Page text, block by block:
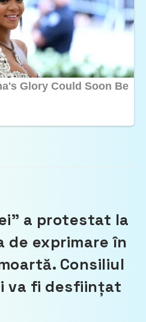
a protestat la
de exprimare în
Consiliul
va fi desființat